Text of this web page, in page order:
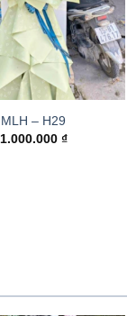
MLH – H29
1.000.000 ₫